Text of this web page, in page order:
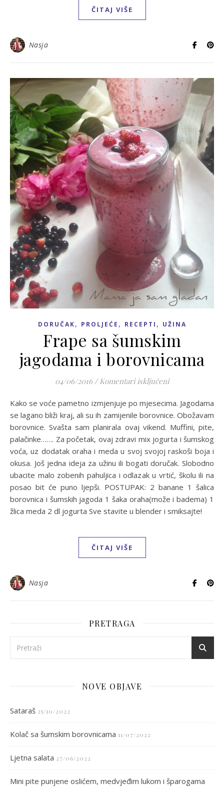
ČITAJ VIŠE
Nasja
DORUČAK, PROLJEĆE , RECEPTI , UŽINA
Frape sa šumskim
jagodama i borovnicama
04/06/2016 / Komentari isključeniza Frape sa
Kako se voće pametno izmjenjuje po mjesecima. Jagodama
se lagano bliži kraj, ali su ih zamijenile borovnice. Obožavam
borovnice. Svašta sam planirala ovaj vikend. Muffini, pite,
palačinke……. Za početak, ovaj zdravi mix jogurta i šumskog
voća, uz dodatak oraha i meda u svoj svojoj raskoši boja i
okusa. Još jedna ideja za užinu ili bogati doručak. Slobodno
ubacite malo zobenih pahuljica i odlazak u vrtić, školu ili na
posao bit će puno ljepši. POSTUPAK: 2 banane 1 šalica
borovnica i šumskih jagoda 1 šaka oraha(može i badema) 1
žlica meda 2 dl jogurta Sve stavite u blender i smiksajte!
ČITAJ VIŠE
Nasja
PRETRAGA
NOVE OBJAVE
Sataraš 25/10/2022
Kolač sa šumskim borovnicama 11/07/2022
Ljetna salata 27/06/2022
Mini pite punjene oslićem, medvjeđim lukom i šparogama